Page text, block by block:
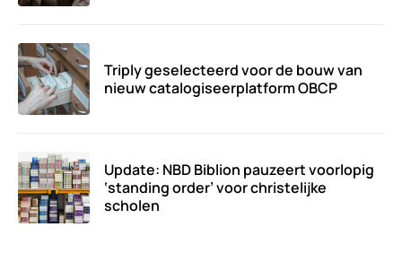
Triply geselecteerd voor de bouw van
nieuw catalogiseerplatform OBCP
Update: NBD Biblion pauzeert voorlopig
‘standing order’ voor christelijke
scholen